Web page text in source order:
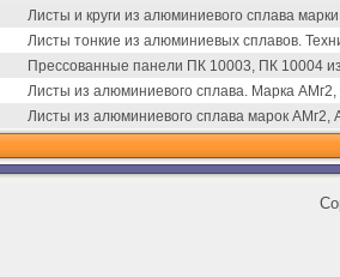
Листы и круги из алюминиевого сплава
Листы тонкие из алюминиевых сплавов.
Прессованные панели ПК 10003, ПК 10004
Листы из алюминиевого сплава. Марка
Листы из алюминиевого сплава марок АМг2,